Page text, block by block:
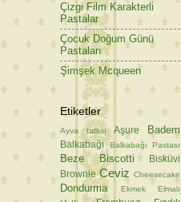
Çizgi Film Karakterli
Pastalar
Çocuk Doğum Günü
Pastaları
Şimşek Mcqueen
Etiketler
Ayva tatlısı Aşure Badem
Balkabağı Balkabağı Pastası
Beze Biscotti
Bisküvi
Brownie Ceviz Cheesecake
Dondurma Ekmek
Elmalı